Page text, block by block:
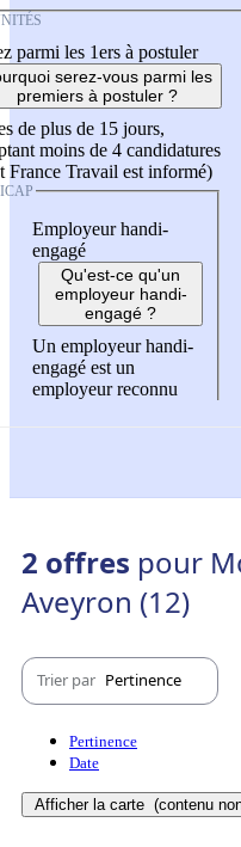
parmi les 1ers à postuler
serez-vous parmi les
premiers à postuler ?
de plus de 15 jours,
moins de 4 candidatures
France Travail est informé)
Employeur handi-
engagé
Qu'est-ce qu'un
employeur handi-
engagé ?
Un employeur handi-
engagé est un
employeur reconnu
2 offres pour
Aveyron (12)
Trier par Pertinence
Pertinence
Date
Afficher la carte (contenu